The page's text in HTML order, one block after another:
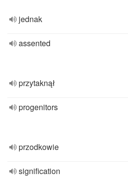
jednak
assented
przytaknął
progenitors
przodkowie
signification